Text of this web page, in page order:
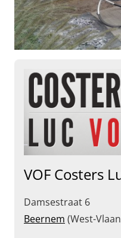
VOF Costers
Damsestraat 6
Beernem (West-